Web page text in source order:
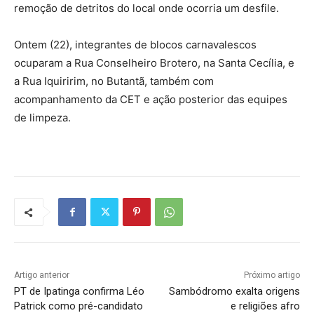
remoção de detritos do local onde ocorria um desfile.
Ontem (22), integrantes de blocos carnavalescos
ocuparam a Rua Conselheiro Brotero, na Santa Cecília, e
a Rua Iquiririm, no Butantã, também com
acompanhamento da CET e ação posterior das equipes
de limpeza.
Artigo anterior
PT de Ipatinga confirma Léo
Patrick como pré-candidato
Próximo artigo
Sambódromo exalta origens
e religiões afro